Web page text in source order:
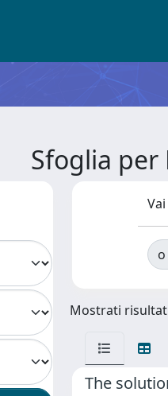
Sfoglia per
Vai
Mostrati
The